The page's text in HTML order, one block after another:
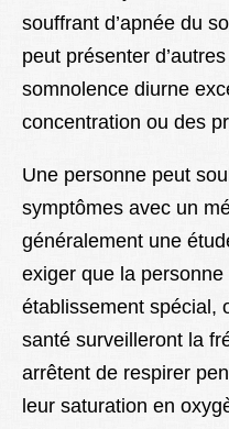
souffrant d’apnée du
peut présenter
somnolence diurne
concentration ou des
Une personne peut
symptômes avec un
généralement une
exiger que la
établissement spécial,
santé surveilleront la
arrêtent de respirer
leur saturation en